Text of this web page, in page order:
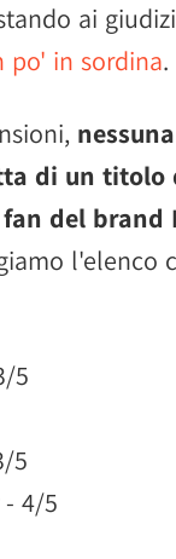
ai
po' in sordina.
di un titolo
del brand
l'elenco
5
5
- 4/5